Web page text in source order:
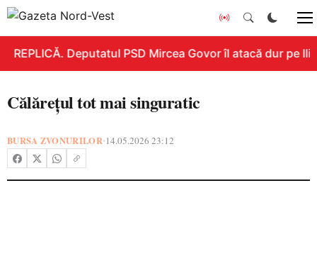
REPLICĂ. Deputatul PSD Mircea Govor îl atacă dur pe
Călărețul tot mai singuratic
BURSA ZVONURILOR•14.05.2026 23:12